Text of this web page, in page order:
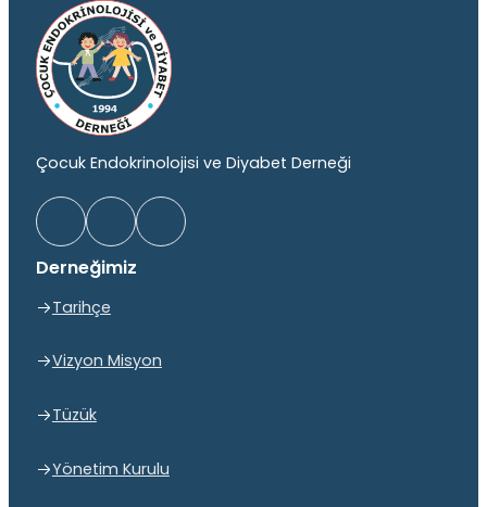
Çocuk Endokrinolojisi ve Diyabet Derneği
Derneğimiz
Tarihçe
Vizyon Misyon
Tüzük
Yönetim Kurulu